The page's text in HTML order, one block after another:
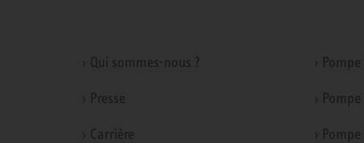
› Qui sommes-nous ?
› Presse
› Carrière
›
›
›